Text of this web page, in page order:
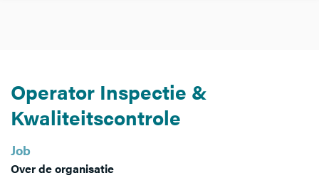
Operator Inspectie &
Kwaliteitscontrole
Job
Over de organisatie